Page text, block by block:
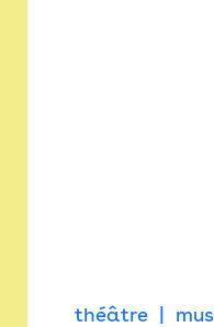
théâtre